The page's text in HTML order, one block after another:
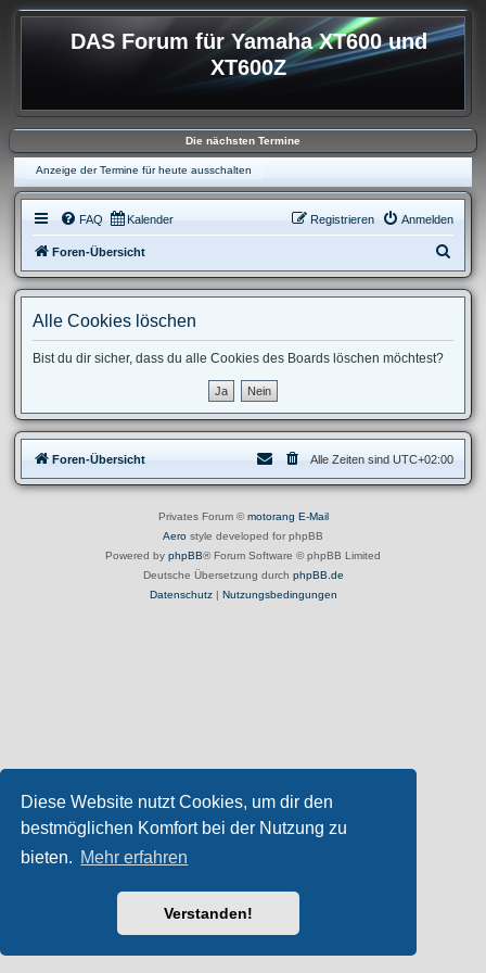
Diese Website nutzt Cookies, um dir den
bestmöglichen Komfort bei der Nutzung zu
bieten. Mehr erfahren
Verstanden!
DAS Forum für Yamaha XT600 und
XT600Z
Die nächsten Termine
Anzeige der Termine für heute ausschalten
FAQ Kalender Anmelden
Registrieren
Foren-Übersicht
u
Alle Cookies löschen
Bist du dir sicher, dass du alle Cookies des Boards löschen möchtest?
Foren-Übersicht Alle Zeiten sind UTC+02:00
Privates Forum ©motorang E-Mail
Aero style developed for phpBB
Powered by phpBB® Forum Software © phpBB Limited
Deutsche Übersetzung durch phpBB.de
Datenschutz| Nutzungsbedingungen